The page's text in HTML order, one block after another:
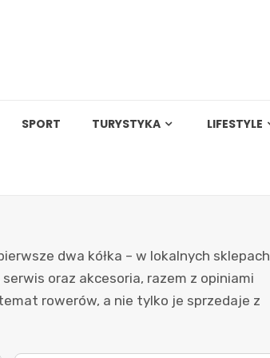
SPORT TURYSTYKA LIFESTYLE
dwa kółka – w lokalnych sklepach
oraz akcesoria, razem z opiniami
rowerów, a nie tylko je sprzedaje z